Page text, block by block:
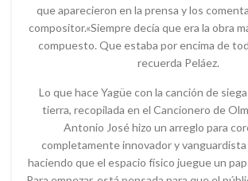
que aparecieron en la prensa y los
compositor.«Siempre decía que era la obra
compuesto. Que estaba por encima de
recuerda Peláez.
Lo que hace Yagüe con la canción de
tierra, recopilada en el Cancionero de
Antonio José hizo un arreglo para
completamente innovador y vanguardista
haciendo que el espacio físico juegue un